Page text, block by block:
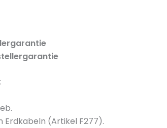
Erdkabeln (Artikel F277).